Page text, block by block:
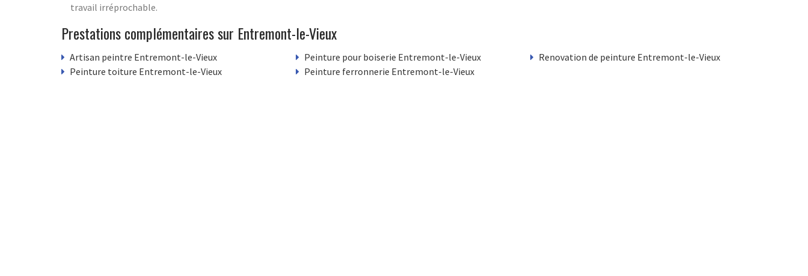
travail irréprochable.
Prestations complémentaires sur Entremont-le-Vieux
Artisan peintre Entremont-le-Vieux
Peinture toiture Entremont-le-Vieux
Peinture pour boiserie Entremont-le-Vieux
Peinture ferronnerie Entremont-le-Vieux
Renovation de peinture Entremont-le-Vieux